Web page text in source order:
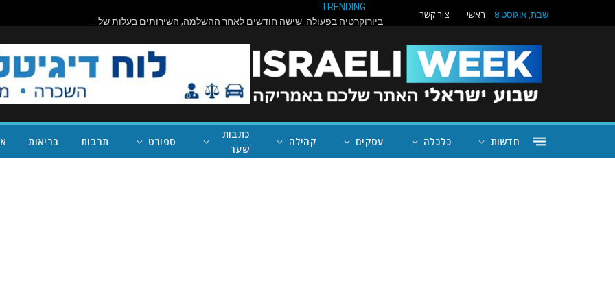
שבת, אוגוסט 8 ראשי צור קשר
TRENDING
ביורוקרטיה בפעולה: שישה חודשים לאחר ההשלמה, השירותים בעלות של מיליון דולר בראניון קניון – במחוז של נית'יה ראמן – עדיין סגורים
חדשות כלכלה עסקים קהילה
כתבות
שער
ספורט תרבות בריאות